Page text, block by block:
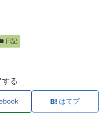
日記
する
はてブ